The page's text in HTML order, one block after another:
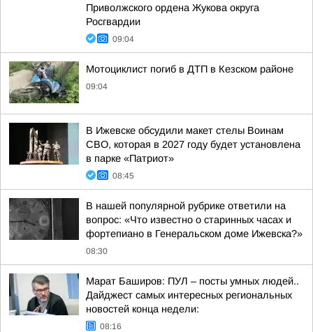
Приволжского ордена Жукова округа
Росгвардии
09:04
Мотоциклист погиб в ДТП в Кезском районе
09:04
В Ижевске обсудили макет стелы Воинам
СВО, которая в 2027 году будет установлена
в парке «Патриот»
08:45
В нашей популярной рубрике ответили на
вопрос: «Что известно о старинных часах и
фортепиано в Генеральском доме Ижевска?»
08:30
Марат Баширов: ПУЛ – посты умных людей..
Дайджест самых интересных региональных
новостей конца недели:
08:16